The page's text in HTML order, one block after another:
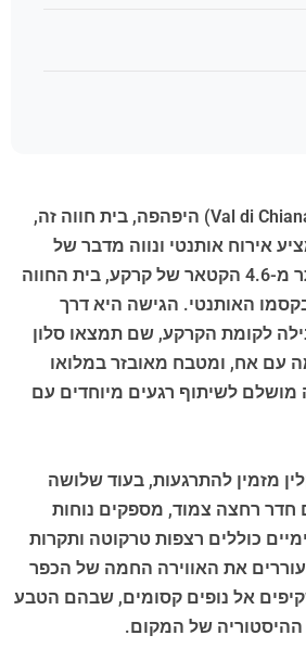
טבוע בואל די כיאנה (Val di Chiana) היפהפה, בית חווה זה,
בשנת 2005, מציע אירוח אותנטי ונווה מדבר של
שלווה. שוכן על פני יותר מ-4.6 הקטאר של קרקע, בית החווה
האותנטי. הגישה היא דרך
לקומת הקרקע, שם תמצאו סלון
עם אח, ומטבח מאובזר במלואו
מושלם לשיתוף רגעים מיוחדים עם
מזמין להתרגעות, בעוד שלושה
חדר רחצה צמוד, מספקים נוחות
כוללים רצפות טרקוטה ותקרות
את האווירה החמה של הכפר
אל נופים קסומים, שבהם הטבע
של המקום.